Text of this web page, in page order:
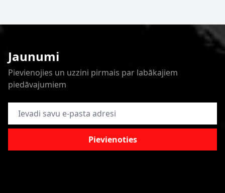
Jaunumi
Pievienojies un uzzini pirmais par labākajiem
piedāvajumiem
E-pasta adrese
Pievienoties